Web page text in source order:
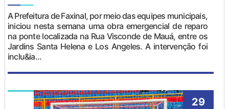
A Prefeitura de Faxinal, por meio das equipes municipais,
iniciou nesta semana uma obra emergencial de reparo
na ponte localizada na Rua Visconde de Mauá, entre os
Jardins Santa Helena e Los Angeles. A intervenção foi
inclu&ia...
29